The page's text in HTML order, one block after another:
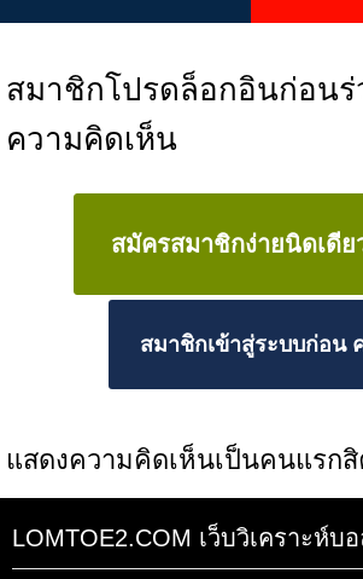
สมาชิกโปรดล็อกอินก่อนร่
ความคิดเห็น
สมัครสมาชิกง่ายนิดเดีย
สมาชิกเข้าสู่ระบบก่อน
แสดงความคิดเห็นเป็นคนแรกสิ
LOMTOE2.COM เว็บวิเคราะห์